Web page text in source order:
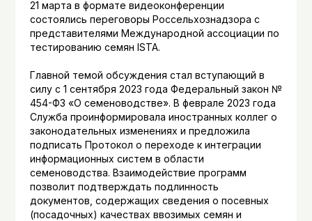
21 марта в формате видеоконференции
состоялись переговоры Россельхознадзора с
представителями Международной ассоциации по
тестированию семян ISTA.
Главной темой обсуждения стал вступающий в
силу с 1 сентября 2023 года Федеральный закон №
454-ФЗ «О семеноводстве». В феврале 2023 года
Служба проинформировала иностранных коллег о
законодательных изменениях и предложила
подписать Протокол о переходе к интеграции
информационных систем в области
семеноводства. Взаимодействие программ
позволит подтверждать подлинность
документов, содержащих сведения о посевных
(посадочных) качествах ввозимых семян и